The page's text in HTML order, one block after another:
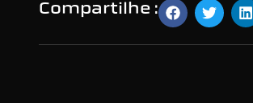
Compartilhe :